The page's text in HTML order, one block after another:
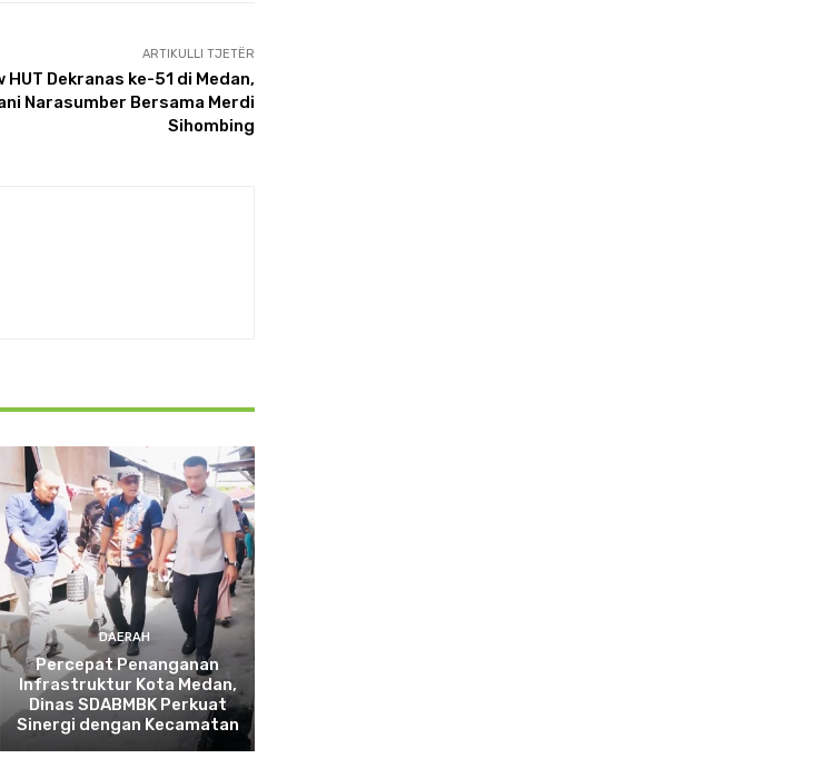
ARTIKULLI TJETËR
HUT Dekranas ke-51 di Medan,
Narasumber Bersama Merdi
Sihombing
DAERAH
Percepat Penanganan
Infrastruktur Kota Medan,
Dinas SDABMBK Perkuat
Sinergi dengan Kecamatan